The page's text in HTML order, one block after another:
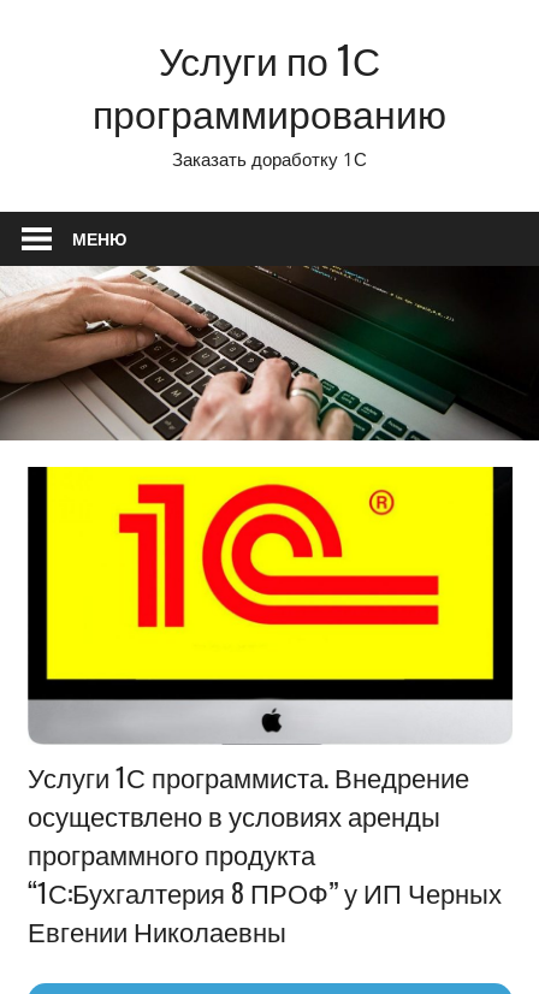
Услуги по 1С
программированию
Заказать доработку 1С
МЕНЮ
Информация
Услуги 1С программиста. Внедрение
осуществлено в условиях аренды
программного продукта
“1С:Бухгалтерия 8 ПРОФ” у ИП Черных
Евгении Николаевны